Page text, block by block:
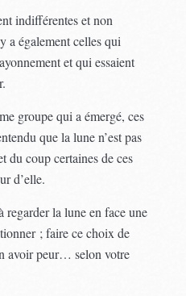
indifférentes et non
a également celles qui
et qui essaient
groupe qui a émergé, ces
que la lune n’est pas
du coup certaines de ces
d’elle.
regarder la lune en face une
; faire ce choix de
avoir peur… selon votre